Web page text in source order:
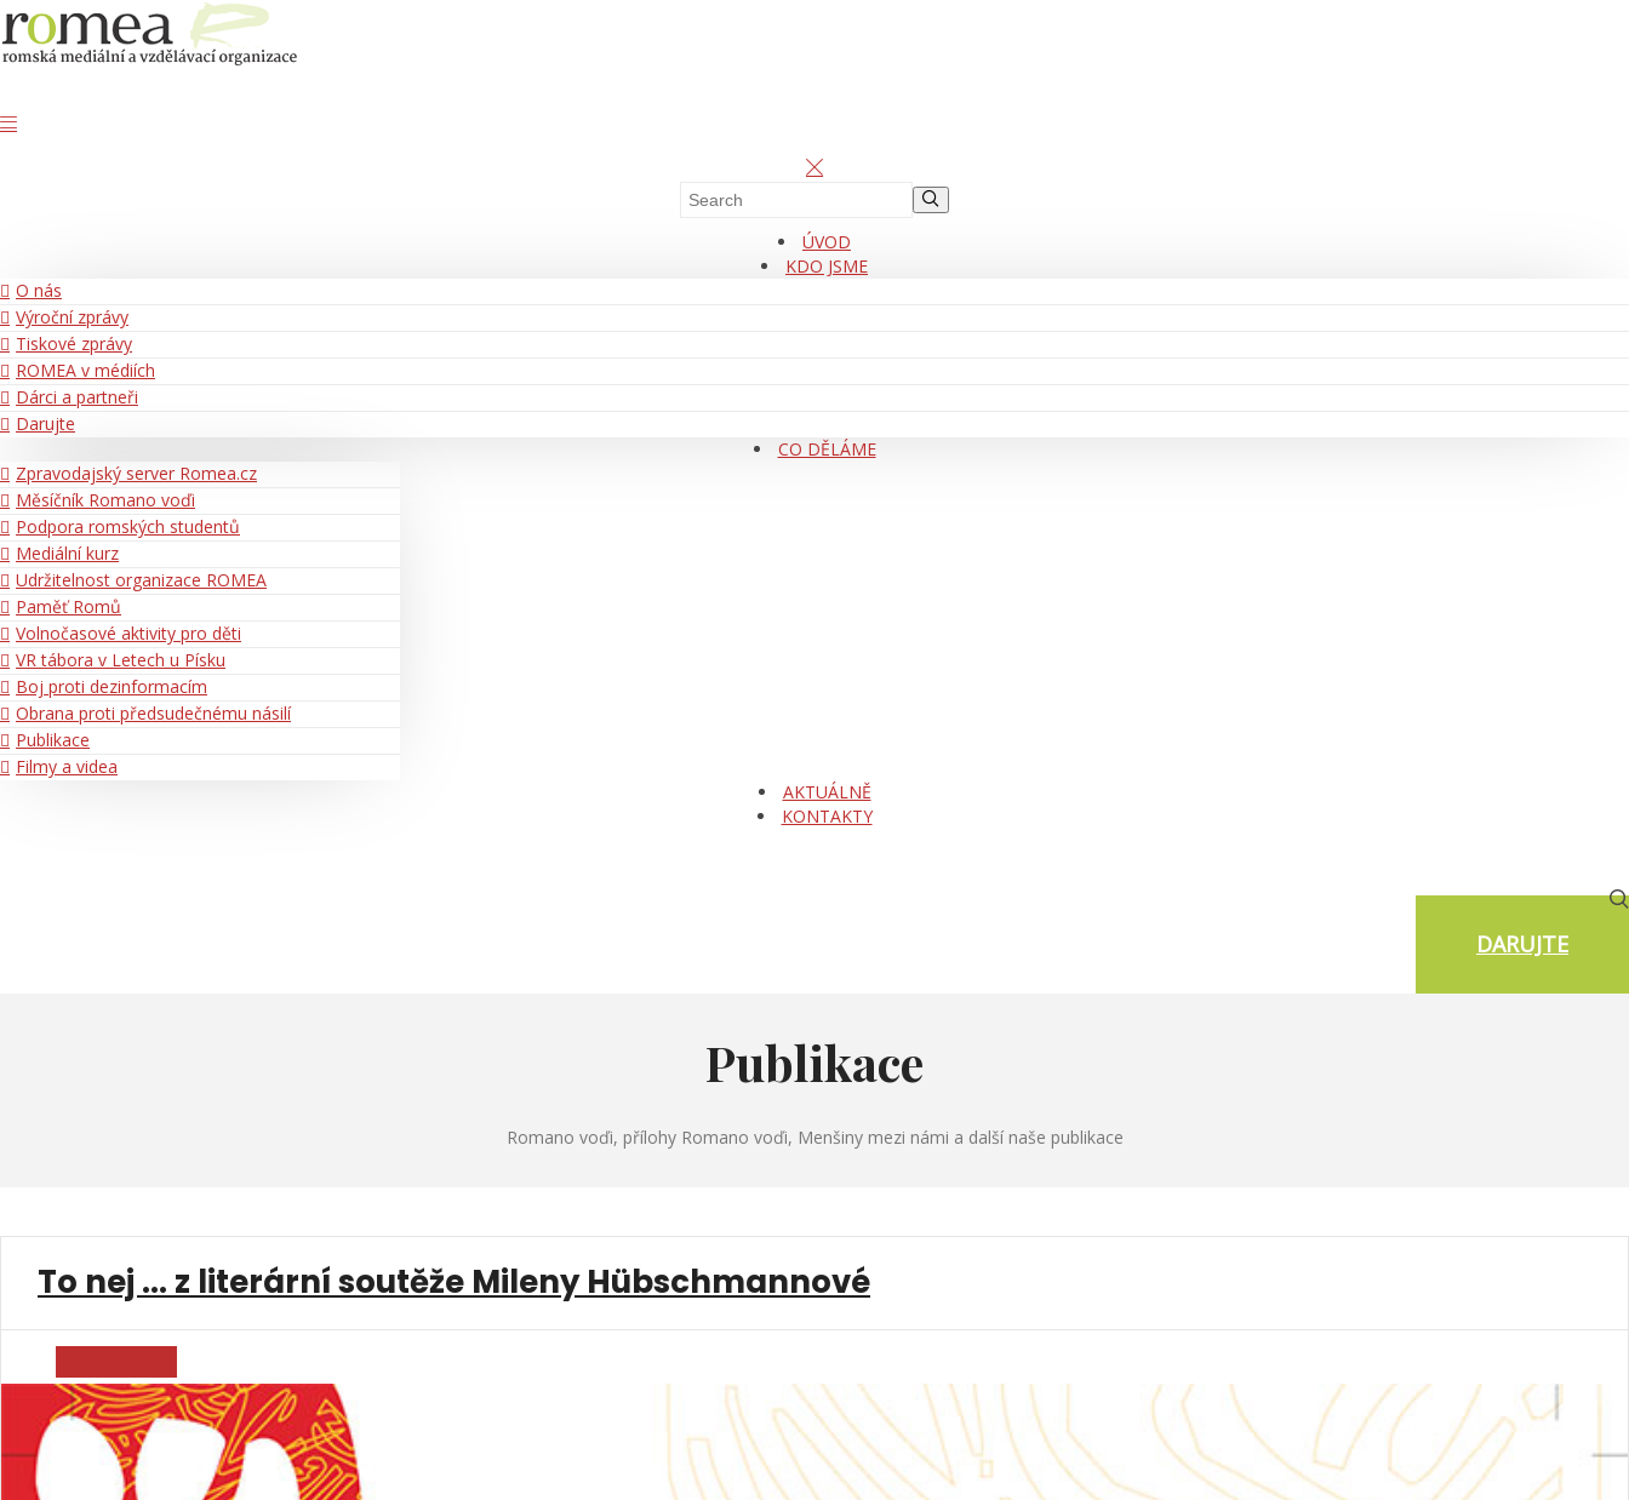
ÚVOD
KDO JSME
O nás
Výroční zprávy
Tiskové zprávy
ROMEA v médiích
Dárci a partneři
Darujte
CO DĚLÁME
Zpravodajský server Romea.cz
Měsíčník Romano voďi
Podpora romských studentů
Mediální kurz
Udržitelnost organizace ROMEA
Paměť Romů
Volnočasové aktivity pro děti
VR tábora v Letech u Písku
Boj proti dezinformacím
Obrana proti předsudečnému násilí
Publikace
Filmy a videa
AKTUÁLNĚ
KONTAKTY
DARUJTE
Publikace
Romano voďi, přílohy Romano voďi, Menšiny mezi námi a další naše publikace
To nej ... z literární soutěže Mileny Hübschmannové